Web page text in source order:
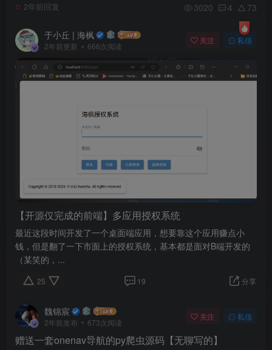
2年前回复 3020 4 73
于小丘 | 海枫
2年前更新 666次阅读
关注 私信
【开源仅完成的前端】多应用授权系统
最近这段时间开发了一个桌面端应用，想要靠这个应用赚点小
钱，但是翻了一下市面上的授权系统，基本都是面对B端开发的
（某笑的，...
25 19 分享
魏锦宸
2年前发布 673次阅读
关注 私信
赠送一套onenav导航的py爬虫源码【无聊写的】